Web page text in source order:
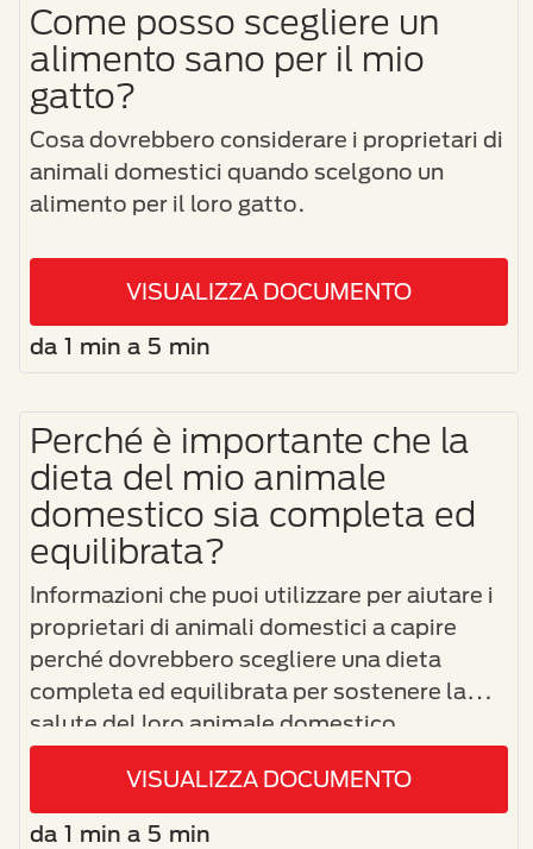
Come posso scegliere un
alimento sano per il mio
gatto?
Cosa dovrebbero considerare i proprietari di
animali domestici quando scelgono un
alimento per il loro gatto.
VISUALIZZA DOCUMENTO
da 1 min a 5 min
Perché è importante che la
dieta del mio animale
domestico sia completa ed
equilibrata?
Informazioni che puoi utilizzare per aiutare i
proprietari di animali domestici a capire
perché dovrebbero scegliere una dieta
completa ed equilibrata per sostenere la
salute del loro animale domestico.
VISUALIZZA DOCUMENTO
da 1 min a 5 min